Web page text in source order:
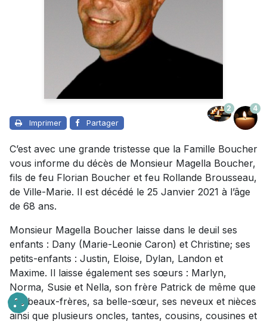
Imprimer Partager
2 4
C’est avec une grande tristesse que la Famille Boucher
vous informe du décès de Monsieur Magella Boucher,
fils de feu Florian Boucher et feu Rollande Brousseau,
de Ville-Marie. Il est décédé le 25 Janvier 2021 à l’âge
de 68 ans.
Monsieur Magella Boucher laisse dans le deuil ses
enfants : Dany (Marie-Leonie Caron) et Christine; ses
petits-enfants : Justin, Eloise, Dylan, Landon et
Maxime. Il laisse également ses sœurs : Marlyn,
Norma, Susie et Nella, son frère Patrick de même que
ses beaux-frères, sa belle-sœur, ses neveux et nièces
ainsi que plusieurs oncles, tantes, cousins, cousines et